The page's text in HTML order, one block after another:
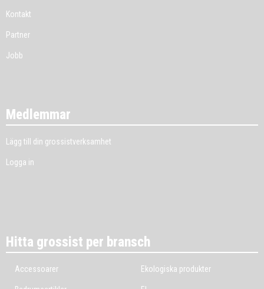
Kontakt
Partner
Jobb
Medlemmar
Lägg till din grossistverksamhet
Logga in
Hitta grossist per bransch
Accessoarer Ekologiska produkter